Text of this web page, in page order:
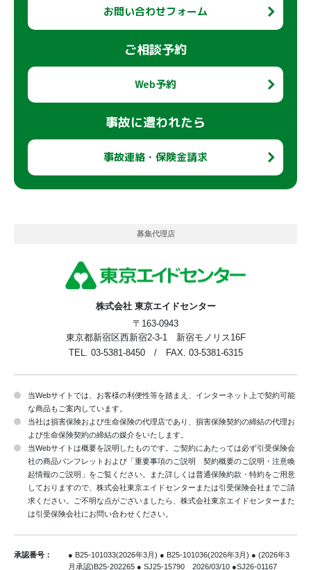
お問い合わせフォーム
ご相談予約
Web予約
事故に遭われたら
事故連絡・保険金請求
募集代理店
株式会社 東京エイドセンター
〒163-0943
東京都新宿区西新宿2-3-1 新宿モノリス16F
TEL. 03-5381-8450 / FAX. 03-5381-6315
当Webサイトでは、お客様の利便性等を踏まえ、インターネット上で契約可能
な商品もご案内しています。
当社は損害保険および生命保険の代理店であり、損害保険契約の締結の代理お
よび生命保険契約の締結の媒介をいたします。
当Webサイトは概要を説明したものです。ご契約にあたっては必ず引受保険会
社の商品パンフレットおよび「重要事項のご説明 契約概要のご説明・注意喚
起情報のご説明」をご覧ください。また詳しくは普通保険約款・特約をご用意
しておりますので、株式会社東京エイドセンターまたは引受保険会社までご請
求ください。ご不明な点がございましたら、株式会社東京エイドセンターまた
は引受保険会社にお問い合わせください。
承認番号：
● B25-101033(2026年3月) ● B25-101036(2026年3月) ● (2026年3
月承認)B25-202265 ● SJ25-15790 2026/03/10 ●SJ26-01167